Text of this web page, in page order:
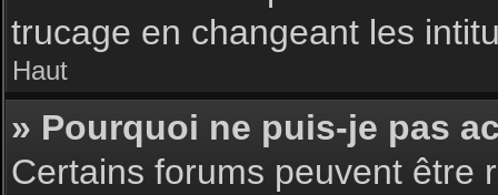
trucage en changeant les
Haut
» Pourquoi ne puis-je pas
Certains forums peuvent être